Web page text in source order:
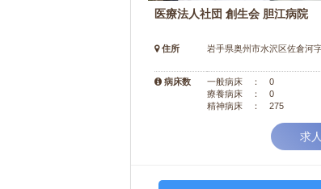
医療法人社団 創生会 胆江病院
住所 岩手県奥州市水沢区佐倉河
病床数
一般病床 ： 0
療養病床 ： 0
精神病床 ： 275
求